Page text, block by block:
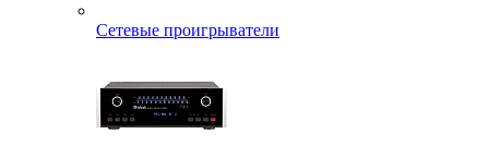
Сетевые проигрыватели